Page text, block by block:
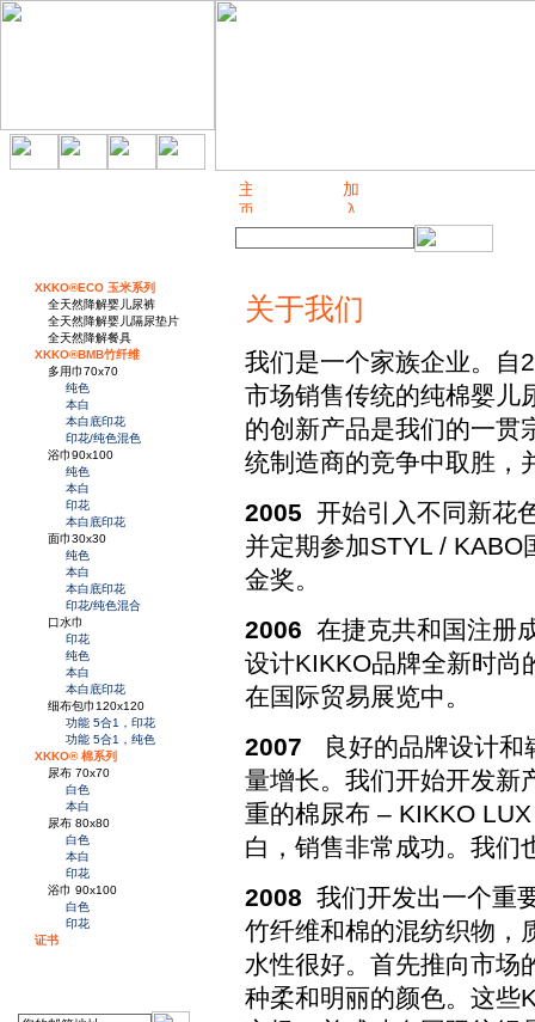
XKKO®ECO 玉米系列
全天然降解婴儿尿裤
全天然降解婴儿隔尿垫片
全天然降解餐具
XKKO®BMB竹纤维
多用巾70x70
纯色
本白
本白底印花
印花/纯色混色
浴巾90x100
纯色
本白
印花
本白底印花
面巾30x30
纯色
本白
本白底印花
印花/纯色混合
口水巾
印花
纯色
本白
本白底印花
细布包巾120x120
功能 5合1，印花
功能 5合1，纯色
XKKO® 棉系列
尿布 70x70
白色
本白
尿布 80x80
白色
本白
印花
浴巾 90x100
白色
印花
证书
关于我们
我们是一个家族企业。自
市场销售传统的纯棉婴儿
的创新产品是我们的一贯
统制造商的竞争中取胜，
2005 开始引入不同新花
并定期参加STYL /
金奖。
2006 在捷克共和国注册
设计KIKKO品牌全新时尚
在国际贸易展览中。
2007 良好的品牌设计和
量增长。我们开始开发新
重的棉尿布 – KIKKO
白，销售非常成功。我们
2008 我们开发出一个重
竹纤维和棉的混纺织物，
水性很好。首先推向市场
种柔和明丽的颜色。这些